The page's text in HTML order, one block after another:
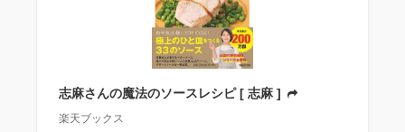
志麻さんの魔法のソースレシピ [ 志麻 ]
楽天ブックス